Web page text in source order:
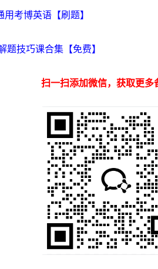
用考博英语【刷题】
题技巧课合集【免费】
扫一扫添加微信，获取更多